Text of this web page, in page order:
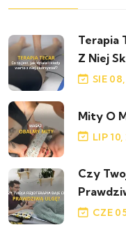
Terapia
Z Niej
SIE
Mity O
LIP
Czy
CZE